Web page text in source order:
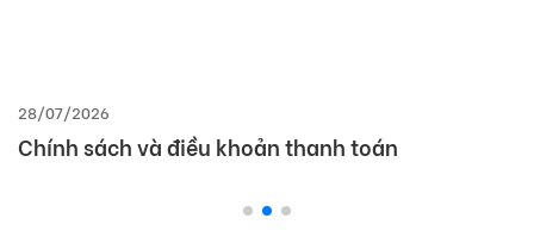
28/07/2026
Chính sách và điều khoản thanh toán